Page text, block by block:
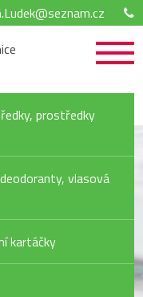
prostředky
vlasová
kartáčky